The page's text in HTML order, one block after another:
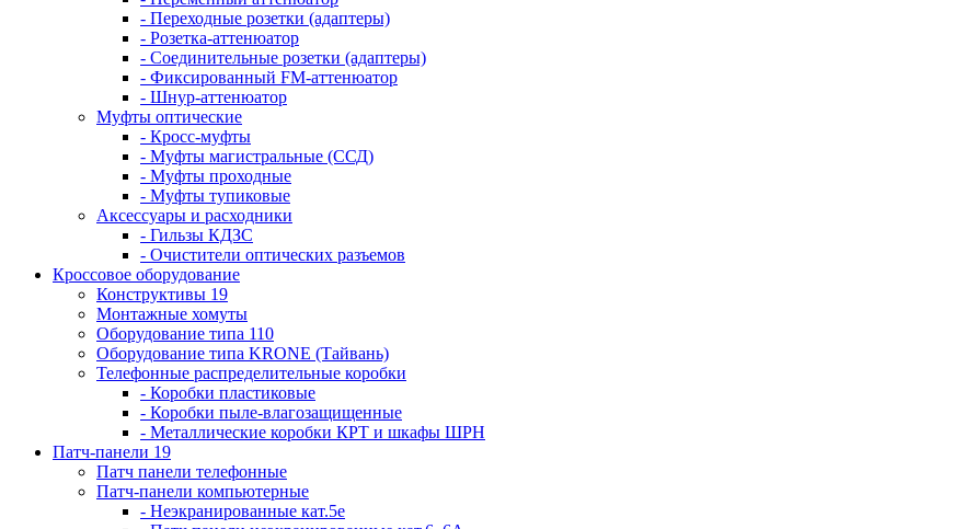
- Переходные розетки (адаптеры)
- Розетка-аттенюатор
- Соединительные розетки (адаптеры)
- Фиксированный FM-аттенюатор
- Шнур-аттенюатор
Муфты оптические
- Кросс-муфты
- Муфты магистральные (ССД)
- Муфты проходные
- Муфты тупиковые
Аксессуары и расходники
- Гильзы КДЗС
- Очистители оптических разъемов
Кроссовое оборудование
Конструктивы 19
Монтажные хомуты
Оборудование типа 110
Оборудование типа KRONE (Тайвань)
Телефонные распределительные коробки
- Коробки пластиковые
- Коробки пыле-влагозащищенные
- Металлические коробки КРТ и шкафы ШРН
Патч-панели 19
Патч панели телефонные
Патч-панели компьютерные
- Неэкранированные кат.5е